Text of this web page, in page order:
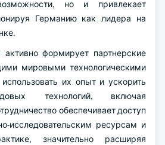
но и привлекает
Германию как лидера на
формирует партнерские
мировыми технологическими
их опыт и ускорить
технологий, включая
обеспечивает доступ
исследовательским ресурсам и
значительно расширяя